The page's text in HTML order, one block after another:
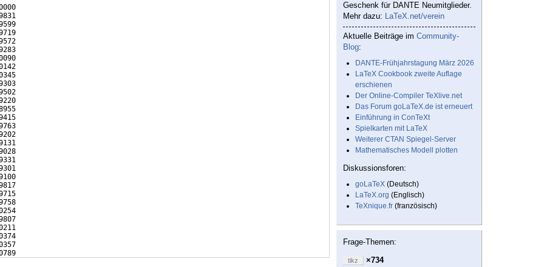
Geschenk für DANTE Neumitglieder.
Mehr dazu: LaTeX.net/verein
Aktuelle Beiträge im Community-
Blog:
DANTE-Frühjahrstagung März 2026
LaTeX Cookbook zweite Auflage
erschienen
Der Online-Compiler TeXlive.net
Das Forum goLaTeX.de ist erneuert
Einführung in ConTeXt
Spielkarten mit LaTeX
Weiterer CTAN Spiegel-Server
Mathematisches Modell plotten
Diskussionsforen:
goLaTeX (Deutsch)
LaTeX.org (Englisch)
TeXnique.fr (französisch)
Frage-Themen:
tikz ×734